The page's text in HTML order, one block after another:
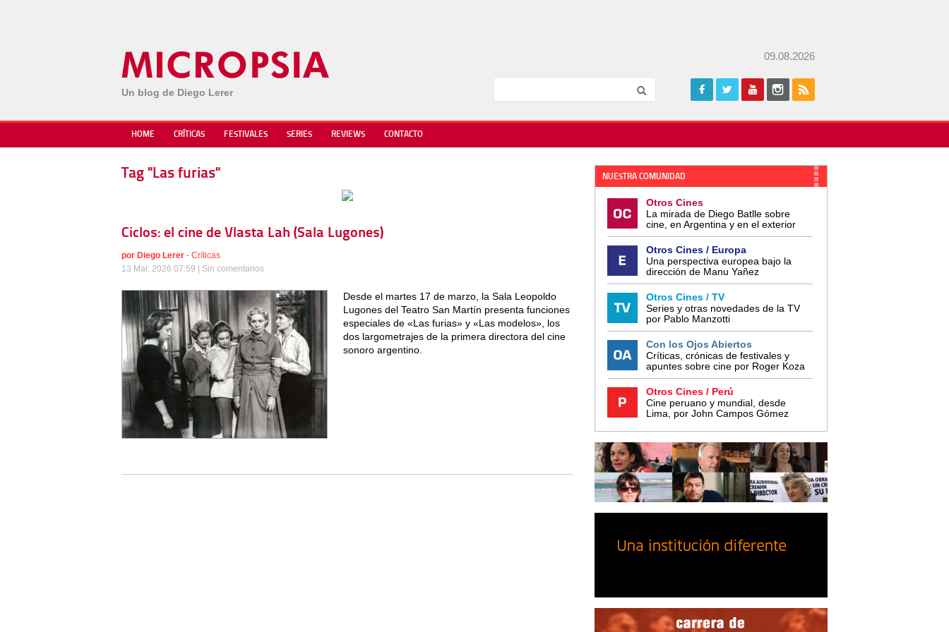
Un blog de Diego Lerer
09.08.2026
HOME CRÍTICAS FESTIVALES SERIES REVIEWS CONTACTO
Tag "Las furias"
Ciclos: el cine de Vlasta Lah (Sala Lugones)
por Diego Lerer - Críticas
13 Mar, 2026 07:59 | Sin comentarios
Desde el martes 17 de marzo, la Sala Leopoldo
Lugones del Teatro San Martín presenta funciones
especiales de «Las furias» y «Las modelos», los
dos largometrajes de la primera directora del cine
sonoro argentino.
NUESTRA COMUNIDAD
Otros Cines
La mirada de Diego Batlle sobre
cine, en Argentina y en el exterior
Otros Cines / Europa
Una perspectiva europea bajo la
dirección de Manu Yañez
Otros Cines / TV
Series y otras novedades de la TV
por Pablo Manzotti
Con los Ojos Abiertos
Críticas, crónicas de festivales y
apuntes sobre cine por Roger Koza
Otros Cines / Perú
Cine peruano y mundial, desde
Lima, por John Campos Gómez